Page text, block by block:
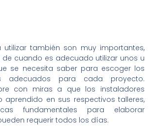
utilizar también son muy importantes,
cuando es adecuado utilizar unos u
se necesita saber para escoger los
adecuados para cada proyecto.
con miras a que los instaladores
aprendido en sus respectivos talleres,
fundamentales para elaborar
requerir todos los días.